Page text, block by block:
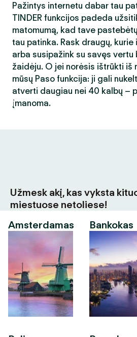
Pažintys internetu dabar tau
TINDER funkcijos padeda
matomumą, kad tave
tau patinka. Rask draugų,
arba susipažink su savęs vertu
žaidėju. O jei norėsis ištrūkti iš
mūsų Paso funkcija: ji gali
atverti daugiau nei 40 kalbų –
įmanoma.
Užmesk akį, kas vyksta
miestuose netoliese!
Amsterdamas
Bankokas